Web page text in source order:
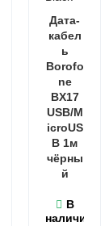
Дата-
кабел
ь
Borofo
ne
BX17
USB/M
icroUS
B 1м
чёрны
й
В
наличии